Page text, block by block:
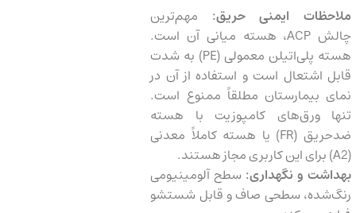
ملاحظات ایمنی حریق: مهم‌ترین
چالش ACP، هسته میانی آن است.
هسته پلی‌اتیلن معمولی (PE) به شدت
قابل اشتعال است و استفاده از آن در
نمای بیمارستان مطلقاً ممنوع است.
تنها ورق‌های کامپوزیت با هسته
ضدحریق (FR) یا هسته کاملاً معدنی
(A2) برای این کاربری مجاز هستند.
بهداشت و نگهداری: سطح آلومینیومی
رنگ‌شده، سطحی صاف و قابل شستشو